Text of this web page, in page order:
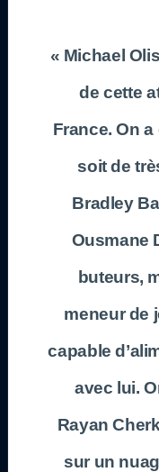
« Michael
de cette
France. On
soit de
Bradley
Ousmane
buteurs,
meneur de
capable
avec lui.
Rayan
sur un